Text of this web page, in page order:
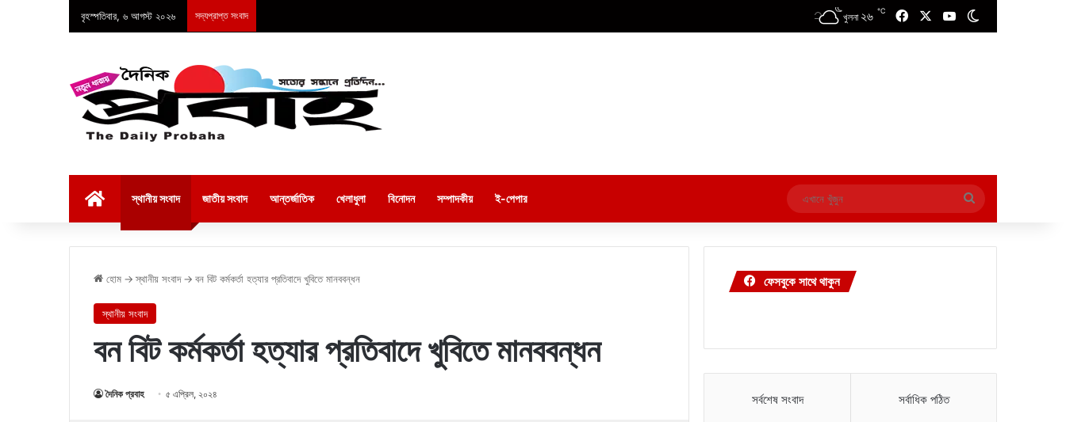
বৃহস্পতিবার, ৬ আগস্ট ২০২৬ সদ্যপ্রাপ্ত সংবাদ খুলনা ২৬ ℃ FacebookYouTube
স্থানীয় সংবাদ জাতীয় সংবাদ আন্তর্জাতিক খেলাধুলা বিনোদন সম্পাদকীয় ই-পেপার
এখানে
খুঁজুন
হোম → স্থানীয় সংবাদ → বন বিট কর্মকর্তা হত্যার প্রতিবাদে খুবিতে মানববন্ধন
স্থানীয় সংবাদ
বন বিট কর্মকর্তা হত্যার প্রতিবাদে খুবিতে মানববন্ধন
দৈনিক প্রবাহ ৫ এপ্রিল, ২০২৪
ফেসবুকে সাথে থাকুন
সর্বশেষ সংবাদ সর্বাধিক পঠিত